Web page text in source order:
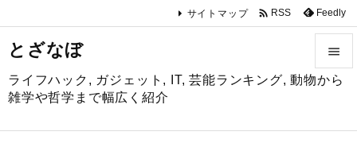
とざなぼ
ライフハック, ガジェット, IT, 芸能ランキング, 動物から
雑学や哲学まで幅広く紹介



サイトマップ  RSS Feedly